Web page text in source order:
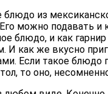
блюдо из
можно подавать и
блюдо, и как
И как же вкусно
Если такое блюдо
то оно,